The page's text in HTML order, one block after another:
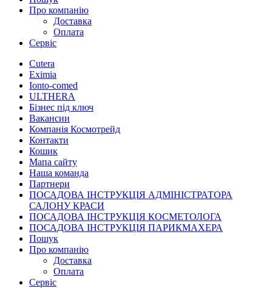
Про компанію
Доставка
Оплата
Сервіс
Cutera
Eximia
Ionto-comed
ULTHERA
Бізнес під ключ
Вакансии
Компанія Космотрейд
Контакти
Кошик
Мапа сайту
Наша команда
Партнери
ПОСАДОВА ІНСТРУКЦІЯ АДМІНІСТРАТОРА
САЛОНУ КРАСИ
ПОСАДОВА ІНСТРУКЦІЯ КОСМЕТОЛОГА
ПОСАДОВА ІНСТРУКЦІЯ ПАРИКМАХЕРА
Пошук
Про компанію
Доставка
Оплата
Сервіс